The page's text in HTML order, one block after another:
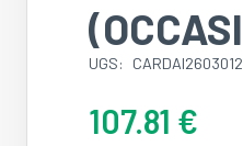
UGS: CARDAI2603012
107.81 €